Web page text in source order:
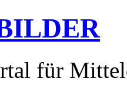
für